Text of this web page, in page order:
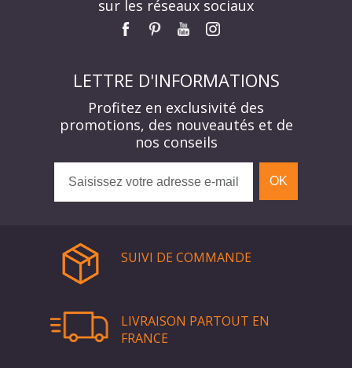
sur les réseaux sociaux
LETTRE D'INFORMATIONS
Profitez en exclusivité des
promotions, des nouveautés et de
nos conseils
OK
SUIVI DE COMMANDE
LIVRAISON PARTOUT EN
FRANCE